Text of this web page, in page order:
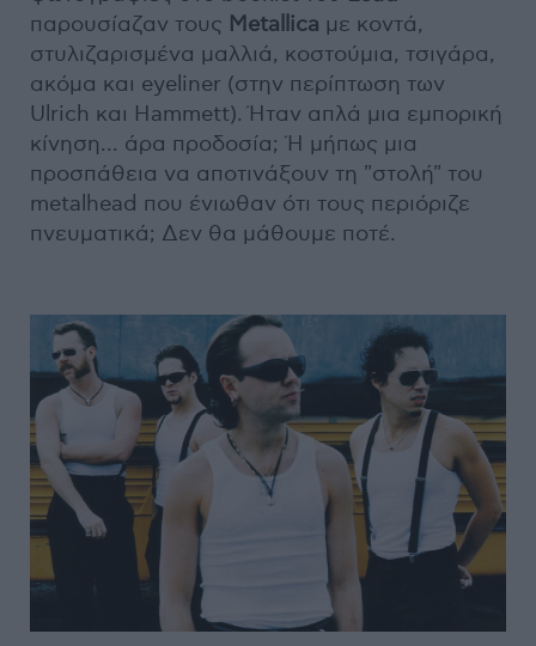
παρουσίαζαν τους Metallica με κοντά,
στυλιζαρισμένα μαλλιά, κοστούμια, τσιγάρα,
ακόμα και eyeliner (στην περίπτωση των
Ulrich και Hammett). Ήταν απλά μια εμπορική
κίνηση... άρα προδοσία; Ή μήπως μια
προσπάθεια να αποτινάξουν τη "στολή" του
metalhead που ένιωθαν ότι τους περιόριζε
πνευματικά; Δεν θα μάθουμε ποτέ.